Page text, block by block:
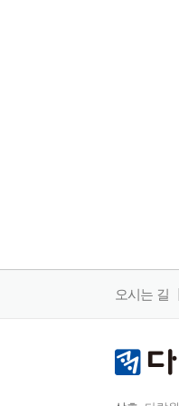
오시는 길